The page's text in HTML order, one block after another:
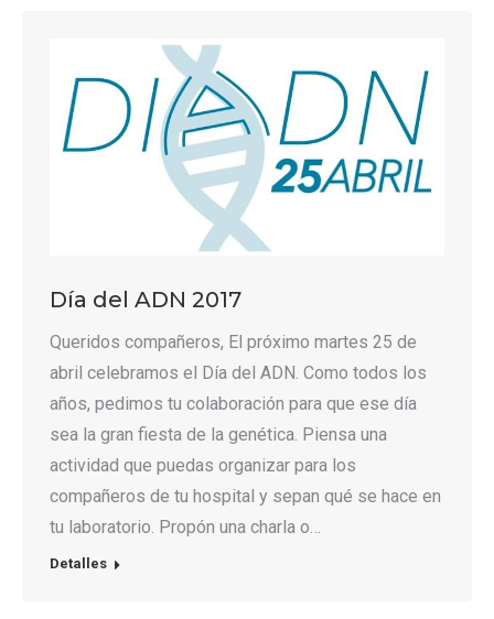
Día del ADN 2017
Queridos compañeros, El próximo martes 25 de
abril celebramos el Día del ADN. Como todos los
años, pedimos tu colaboración para que ese día
sea la gran fiesta de la genética. Piensa una
actividad que puedas organizar para los
compañeros de tu hospital y sepan qué se hace en
tu laboratorio. Propón una charla o…
Detalles